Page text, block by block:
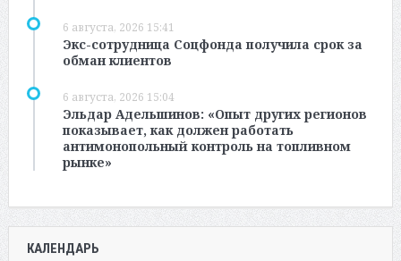
6 августа, 2026 15:41
Экс-сотрудница Соцфонда получила срок за
обман клиентов
6 августа, 2026 15:04
Эльдар Адельшинов: «Опыт других регионов
показывает, как должен работать
антимонопольный контроль на топливном
рынке»
КАЛЕНДАРЬ